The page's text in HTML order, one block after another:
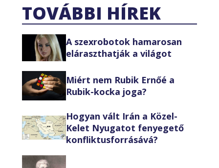
TOVÁBBI HÍREK
A szexrobotok hamarosan
eláraszthatják a világot
Miért nem Rubik Ernőé a
Rubik-kocka joga?
Hogyan vált Irán a Közel-
Kelet Nyugatot fenyegető
konfliktusforrásává?